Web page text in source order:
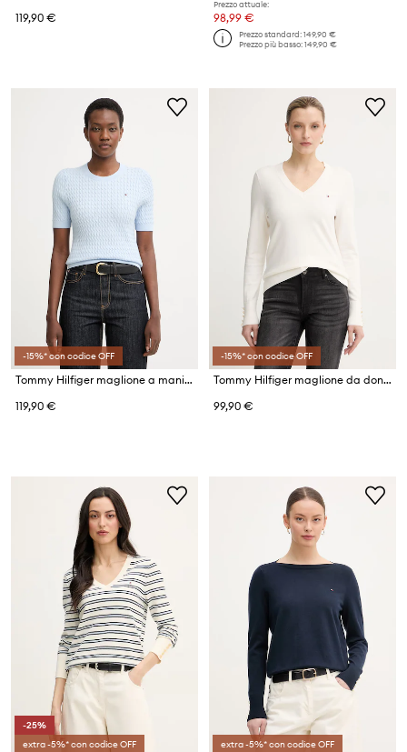
119,90 €
Prezzo attuale:
98,99 €
Prezzo standard:149,90 €
Prezzo più basso:149,90 €
-15%* con codice OFF
Tommy Hilfiger maglione a maniche corte da donna in cotone
119,90 €
-15%* con codice OFF
Tommy Hilfiger maglione da donna con cotone
99,90 €
-25%
extra -5%* con codice OFF
extra -5%* con codice OFF